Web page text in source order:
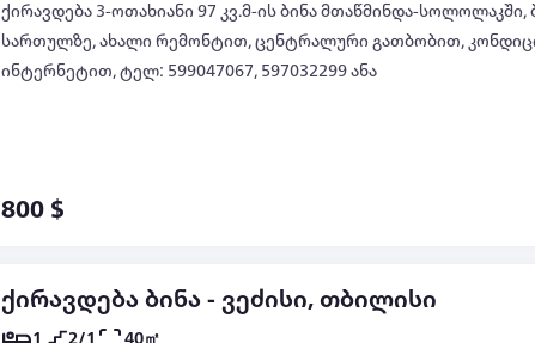
ქირავდება 3-ოთახიანი 97 კვ.მ-ის ბინა მთაწმინდა-სოლოლაკში,
სართულზე, ახალი რემონტით, ცენტრალური გათბობით,
ინტერნეტით, ტელ: 599047067, 597032299 ანა
800 $
ქირავდება ბინა - ვეძისი, თბილისი